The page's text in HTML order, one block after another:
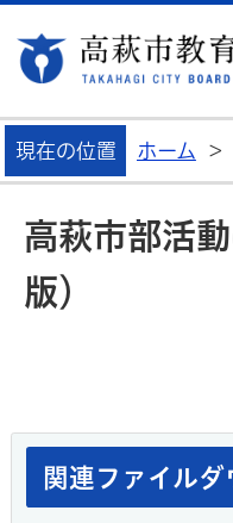
現在の位置 ホーム >
高萩市部活
版）
関連ファイルダ